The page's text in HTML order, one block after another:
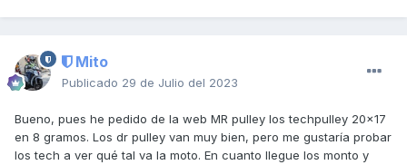
Mito
Publicado 29 de Julio del 2023
Bueno, pues he pedido de la web MR pulley los techpulley 20x17
en 8 gramos. Los dr pulley van muy bien, pero me gustaría probar
los tech a ver qué tal va la moto. En cuanto llegue los monto y